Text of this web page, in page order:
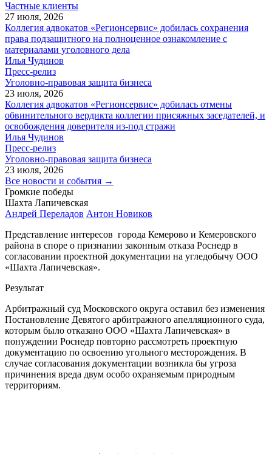
Частные клиенты
27 июля, 2026
Коллегия адвокатов «Регионсервис» добилась сохранения
права подзащитного на полноценное ознакомление с
материалами уголовного дела
Илья Чудинов
Пресс-релиз
Уголовно-правовая защита бизнеса
23 июля, 2026
Коллегия адвокатов «Регионсервис» добилась отмены
обвинительного вердикта коллегии присяжных заседателей, и
освобождения доверителя из-под стражи
Илья Чудинов
Пресс-релиз
Уголовно-правовая защита бизнеса
23 июля, 2026
Все новости и события →
Громкие победы
Шахта Лапичевская
Андрей Переладов Антон Новиков
Представление интересов города Кемерово и Кемеровского
района в споре о признании законным отказа Роснедр в
согласовании проектной документации на угледобычу ООО
«Шахта Лапичевская».
Результат
Арбитражный суд Московского округа оставил без изменения
Постановление Девятого арбитражного апелляционного суда,
которым было отказано ООО «Шахта Лапичевская» в
понуждении Роснедр повторно рассмотреть проектную
документацию по освоению угольного месторождения. В
случае согласования документации возникла бы угроза
причинения вреда двум особо охраняемым природным
территориям.